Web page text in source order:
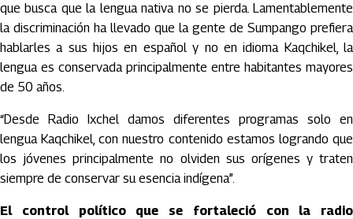
que busca que la lengua nativa no se pierda. Lamentablemente
la discriminación ha llevado que la gente de Sumpango prefiera
hablarles a sus hijos en español y no en idioma Kaqchikel, la
lengua es conservada principalmente entre habitantes mayores
de 50 años.
“Desde Radio Ixchel damos diferentes programas solo en
lengua Kaqchikel, con nuestro contenido estamos logrando que
los jóvenes principalmente no olviden sus orígenes y traten
siempre de conservar su esencia indígena”.
El control político que se fortaleció con la radio